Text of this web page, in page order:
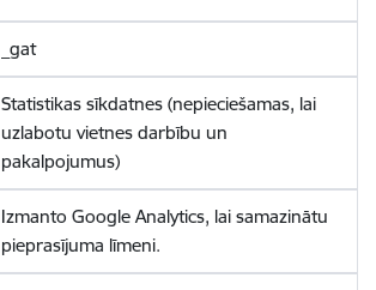
_gat
Statistikas sīkdatnes (nepieciešamas, lai
uzlabotu vietnes darbību un
pakalpojumus)
Izmanto Google Analytics, lai samazinātu
pieprasījuma līmeni.